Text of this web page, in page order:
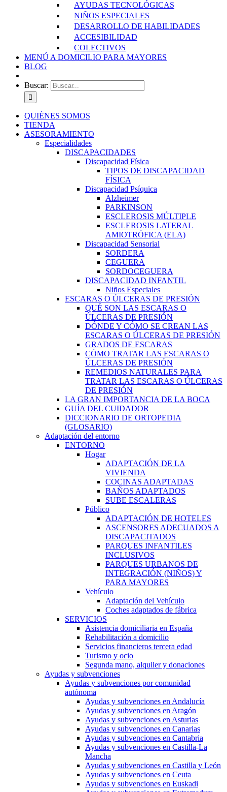
AYUDAS TECNOLÓGICAS
NIÑOS ESPECIALES
DESARROLLO DE HABILIDADES
ACCESIBILIDAD
COLECTIVOS
MENÚ A DOMICILIO PARA MAYORES
BLOG
Buscar:
QUIÉNES SOMOS
TIENDA
ASESORAMIENTO
Especialidades
DISCAPACIDADES
Discapacidad Física
TIPOS DE DISCAPACIDAD
FÍSICA
Discapacidad Psíquica
Alzheimer
PARKINSON
ESCLEROSIS MÚLTIPLE
ESCLEROSIS LATERAL
AMIOTRÓFICA (ELA)
Discapacidad Sensorial
SORDERA
CEGUERA
SORDOCEGUERA
DISCAPACIDAD INFANTIL
Niños Especiales
ESCARAS O ÚLCERAS DE PRESIÓN
QUÉ SON LAS ESCARAS O
ÚLCERAS DE PRESIÓN
DÓNDE Y CÓMO SE CREAN LAS
ESCARAS O ÚLCERAS DE PRESIÓN
GRADOS DE ESCARAS
CÓMO TRATAR LAS ESCARAS O
ÚLCERAS DE PRESIÓN
REMEDIOS NATURALES PARA
TRATAR LAS ESCARAS O ÚLCERAS
DE PRESIÓN
LA GRAN IMPORTANCIA DE LA BOCA
GUÍA DEL CUIDADOR
DICCIONARIO DE ORTOPEDIA
(GLOSARIO)
Adaptación del entorno
ENTORNO
Hogar
ADAPTACIÓN DE LA
VIVIENDA
COCINAS ADAPTADAS
BAÑOS ADAPTADOS
SUBE ESCALERAS
Público
ADAPTACIÓN DE HOTELES
ASCENSORES ADECUADOS A
DISCAPACITADOS
PARQUES INFANTILES
INCLUSIVOS
PARQUES URBANOS DE
INTEGRACIÓN (NIÑOS) Y
PARA MAYORES
Vehículo
Adaptación del Vehículo
Coches adaptados de fábrica
SERVICIOS
Asistencia domiciliaria en España
Rehabilitación a domicilio
Servicios financieros tercera edad
Turismo y ocio
Segunda mano, alquiler y donaciones
Ayudas y subvenciones
Ayudas y subvenciones por comunidad
autónoma
Ayudas y subvenciones en Andalucía
Ayudas y subvenciones en Aragón
Ayudas y subvenciones en Asturias
Ayudas y subvenciones en Canarias
Ayudas y subvenciones en Cantabria
Ayudas y subvenciones en Castilla-La
Mancha
Ayudas y subvenciones en Castilla y León
Ayudas y subvenciones en Ceuta
Ayudas y subvenciones en Euskadi